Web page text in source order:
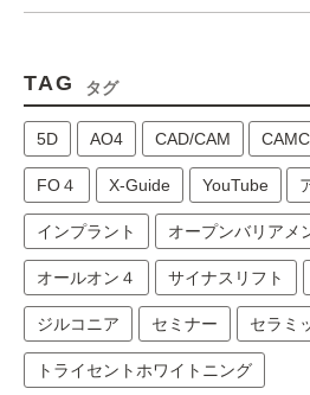
TAG タグ
5D AO4 CAD/CAM
FO４ X-Guide YouTube
インプラント オープンバリアメ
オールオン４ サイナスリフト
ジルコニア セミナー セラミ
トライセントホワイトニング